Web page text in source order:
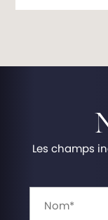
Les champs